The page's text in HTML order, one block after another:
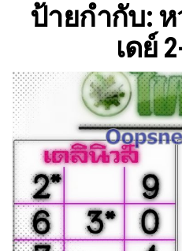
ป้ายกำกับ: ห
เดย์